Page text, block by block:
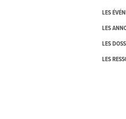
LES
LES
LES
LES